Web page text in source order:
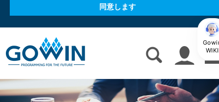
同意します
WIKI